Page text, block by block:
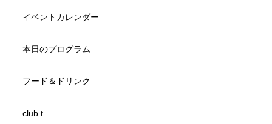
イベントカレンダー
本日のプログラム
フード＆ドリンク
club t